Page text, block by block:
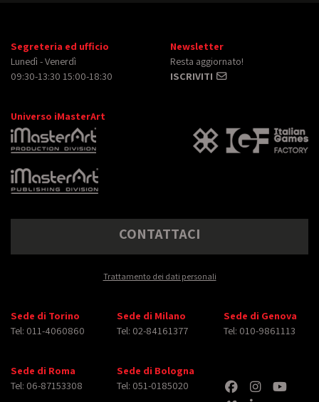
Segreteria ed ufficio
Lunedì - Venerdì
09:30-13:30 15:00-18:30
Newsletter
Resta aggiornato!
ISCRIVITI
Universo iMasterArt
CONTATTACI
Trattamento dei dati personali
Sede di Torino
Tel: 011-4060860
Sede di Milano
Tel: 02-84161377
Sede di Genova
Tel: 010-9861113
Sede di Roma
Tel: 06-87153308
Sede di Bologna
Tel: 051-0185020